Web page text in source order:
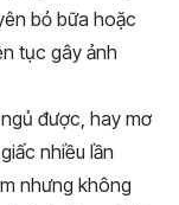
bỏ bữa hoặc
tục gây ảnh
được, hay mơ
nhiều lần
nhưng không